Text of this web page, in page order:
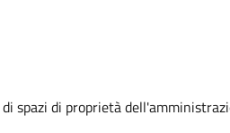
di spazi di proprietà